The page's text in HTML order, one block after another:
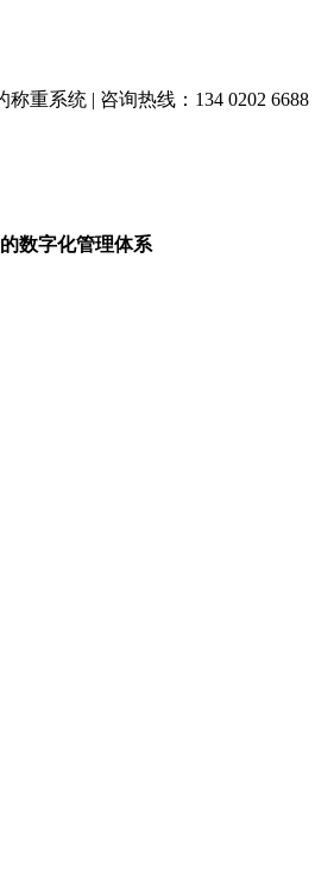
称重系统 | 咨询热线：134 0202 6688
数字化管理体系